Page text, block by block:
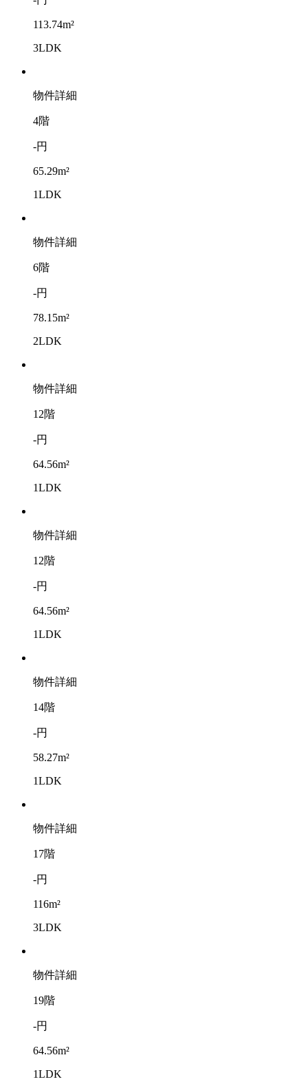
113.74m²
3LDK
物件詳細
4階
-円
65.29m²
1LDK
物件詳細
6階
-円
78.15m²
2LDK
物件詳細
12階
-円
64.56m²
1LDK
物件詳細
12階
-円
64.56m²
1LDK
物件詳細
14階
-円
58.27m²
1LDK
物件詳細
17階
-円
116m²
3LDK
物件詳細
19階
-円
64.56m²
1LDK